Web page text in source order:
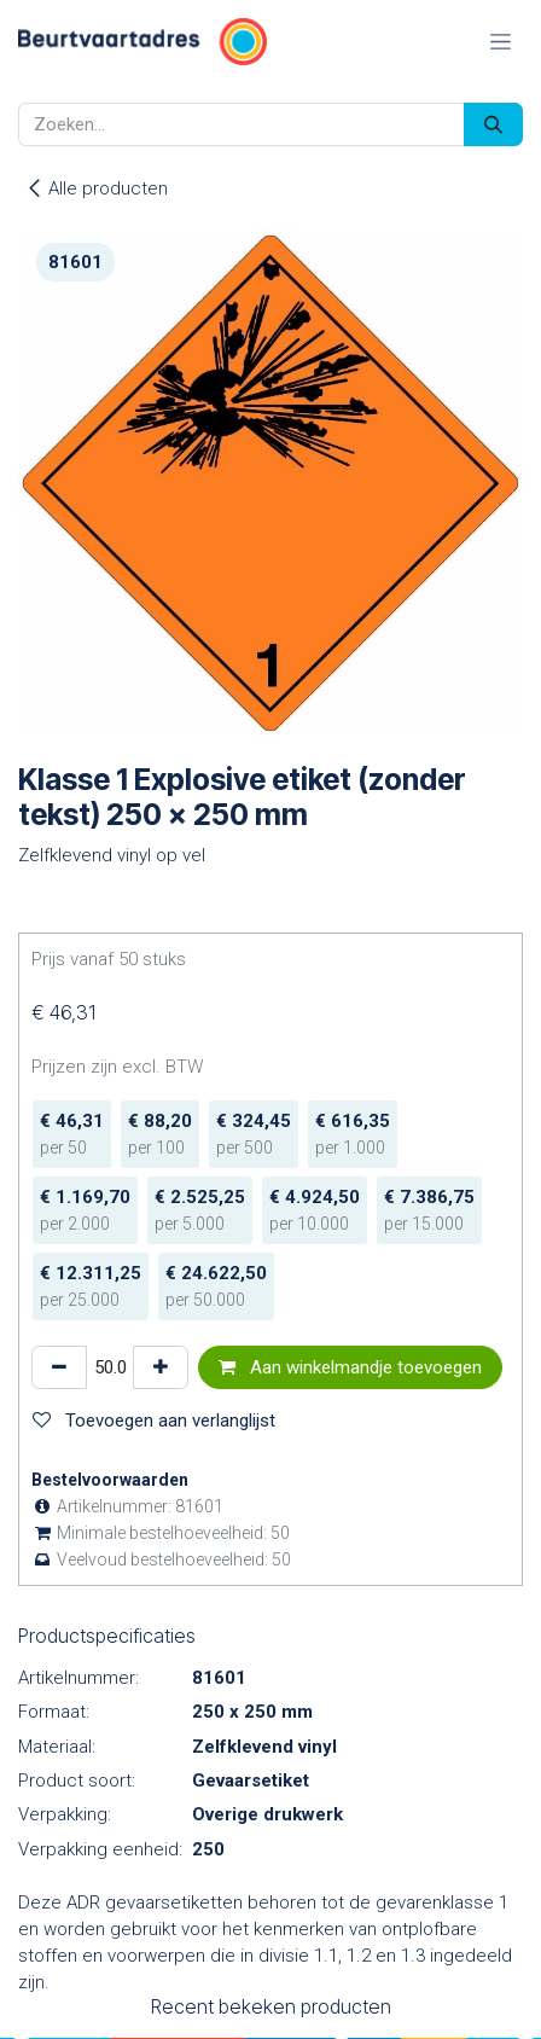
Alle producten
81601
Klasse 1 Explosive etiket (zonder
tekst) 250 x 250 mm
Zelfklevend vinyl op vel
Prijs vanaf 50 stuks
€ 46,31
Prijzen zijn excl. BTW
€ 46,31
per 50
€ 88,20
per 100
€ 324,45
per 500
€ 616,35
per 1.000
€ 1.169,70
per 2.000
€ 2.525,25
per 5.000
€ 4.924,50
per 10.000
€ 7.386,75
per 15.000
€ 12.311,25
per 25.000
€ 24.622,50
per 50.000
Aan winkelmandje toevoegen
Toevoegen aan verlanglijst
Bestelvoorwaarden
Artikelnummer: 81601
Minimale bestelhoeveelheid: 50
Veelvoud bestelhoeveelheid: 50
Productspecificaties
Artikelnummer:
81601
Formaat:
250 x 250 mm
Materiaal:
Zelfklevend vinyl
Product soort:
Gevaarsetiket
Verpakking:
Overige drukwerk
Verpakking eenheid: 250
Deze ADR gevaarsetiketten behoren tot de gevarenklasse 1
en worden gebruikt voor het kenmerken van ontplofbare
stoffen en voorwerpen die in divisie 1.1, 1.2 en 1.3 ingedeeld
zijn.
Recent bekeken producten